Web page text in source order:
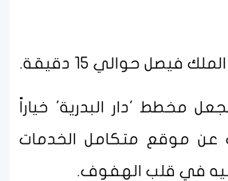
فيصل حوالي 15 دقيقة.
مخطط 'دار البدرية' خياراً
عن موقع متكامل الخدمات
في قلب الهفوف.